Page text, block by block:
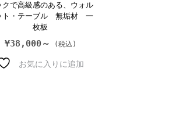
クで高級感のある、ウォル
ト・テーブル 無垢材 一
枚板
¥38,000～
お気に入りに追加